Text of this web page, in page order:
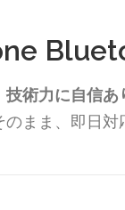
技術力に自信あ
まま、即日対